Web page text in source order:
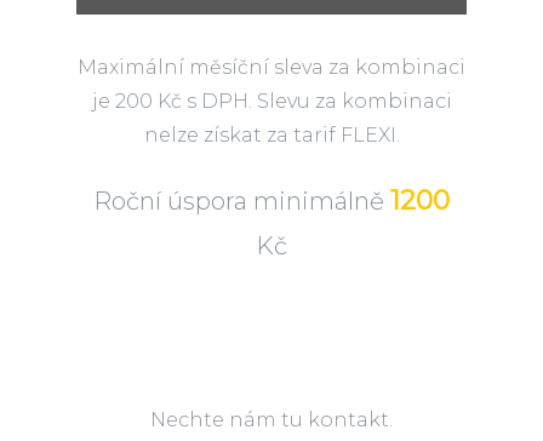
Maximální měsíční sleva za kombinaci
je 200 Kč s DPH. Slevu za kombinaci
nelze získat za tarif FLEXI.
Roční úspora minimálně 1200
Kč
Nechte nám tu kontakt.